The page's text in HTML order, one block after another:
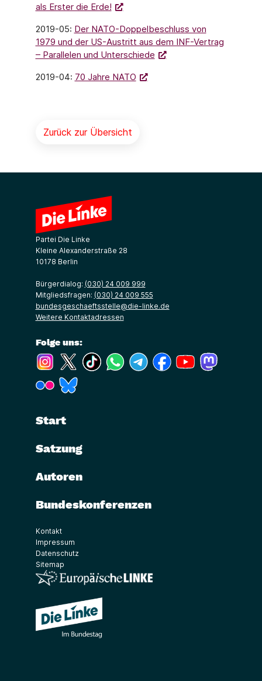
als Erster die Erde!
2019-05: Der NATO-Doppelbeschluss von
1979 und der US-Austritt aus dem INF-Vertrag
– Parallelen und Unterschiede
2019-04: 70 Jahre NATO
Zurück zur Übersicht
Partei Die Linke
Kleine Alexanderstraße 28
10178 Berlin
Bürgerdialog: (030) 24 009 999
Mitgliedsfragen: (030) 24 009 555
bundesgeschaeftsstelle@die-linke.de
Weitere Kontaktadressen
Folge uns:
(Link öffnet ein neues Fenster)
(Link öffnet ein neues Fenster)
(Link öffnet ein neues Fenster)
(Link öffnet ein neues Fenster)
(Link öffnet ein neues Fenster)
(Link öffnet ein neues
(Link öffnet ein
(Link öffnet ein neues Fenster)
Start
Satzung
Autoren
Bundeskonferenzen
Kontakt
Impressum
Datenschutz
Sitemap
(Link öffnet ein neues Fenster)